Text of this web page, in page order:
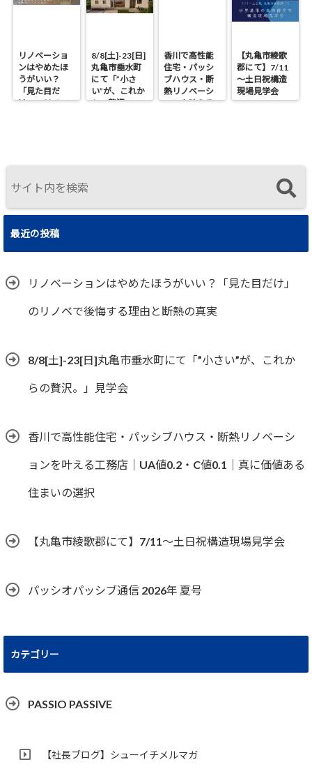
リノベーショ
ンはやめたほ
うがいい？
「見た目だ
け」のリノベ
8/8[土]-23[日]
丸亀市垂水町
にて「”小さ
い”が、これか
らの贅沢。」
香川で高性能
住宅・パッシ
ブハウス・断
熱リノベーシ
ョンを叶える
【丸亀市綾歌
郡にて】7/11
～土日祝構造
現場見学会
最近の投稿
リノベーションはやめたほうがいい？「見た目だけ」
のリノベで後悔する理由と断熱の真実
8/8[土]-23[日]丸亀市垂水町にて「”小さい”が、これか
らの贅沢。」見学会
香川で高性能住宅・パッシブハウス・断熱リノベーシ
ョンを叶える工務店｜UA値0.2・C値0.1｜真に価値ある
住まいの選択
【丸亀市綾歌郡にて】7/11～土日祝構造現場見学会
パッシオパッシブ通信 2026年 夏号
カテゴリー
PASSIO PASSIVE
【社長ブログ】シューイチメルマガ